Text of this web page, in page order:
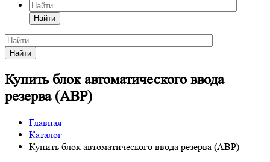
Найти
Найти
Купить блок автоматического ввода
резерва (АВР)
Главная
Каталог
Купить блок автоматического ввода резерва (АВР)